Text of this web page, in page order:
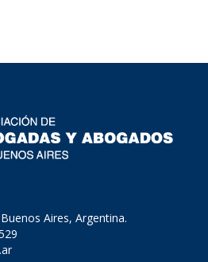
Aires, Argentina.